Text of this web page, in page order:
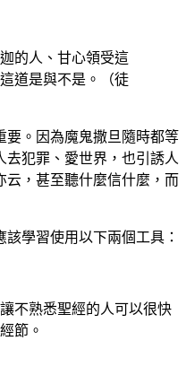
的人、甘心領受這
道是與不是。（徒
要。因為魔鬼撒旦隨時都等
犯罪、愛世界，也引誘人
云，甚至聽什麼信什麼，而
學習使用以下兩個工具：
不熟悉聖經的人可以很快
節。